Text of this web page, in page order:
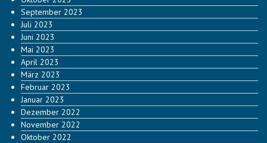
September 2023
Juli 2023
Juni 2023
Mai 2023
April 2023
März 2023
Februar 2023
Januar 2023
Dezember 2022
November 2022
Oktober 2022